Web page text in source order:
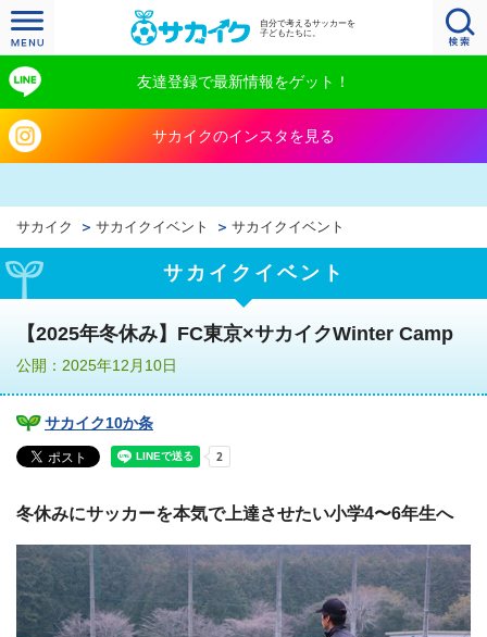
自分で考えるサッカーを
子どもたちに。
友達登録で最新情報をゲット！
サカイクのインスタを見る
サカイク サカイクイベント サカイクイベント
サカイクイベント
【2025年冬休み】FC東京×サカイクWinter Camp
公開：2025年12月10日
サカイク10か条
冬休みにサッカーを本気で上達させたい小学4〜6年生へ